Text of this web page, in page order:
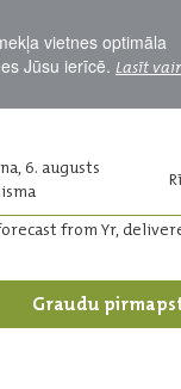
vietnes optimāla
Jūsu ierīcē. Lasīt
6. augusts
from Yr,
Graudu